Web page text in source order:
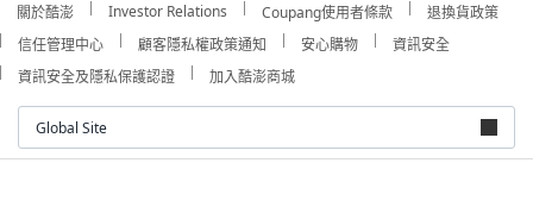
關於酷澎 Investor Relations Coupang使用者條款
退換貨政策
信任管理中心
顧客隱私權政策通知 安心購物
資訊安全
資訊安全及隱私保護認證
加入酷澎商城
Global Site